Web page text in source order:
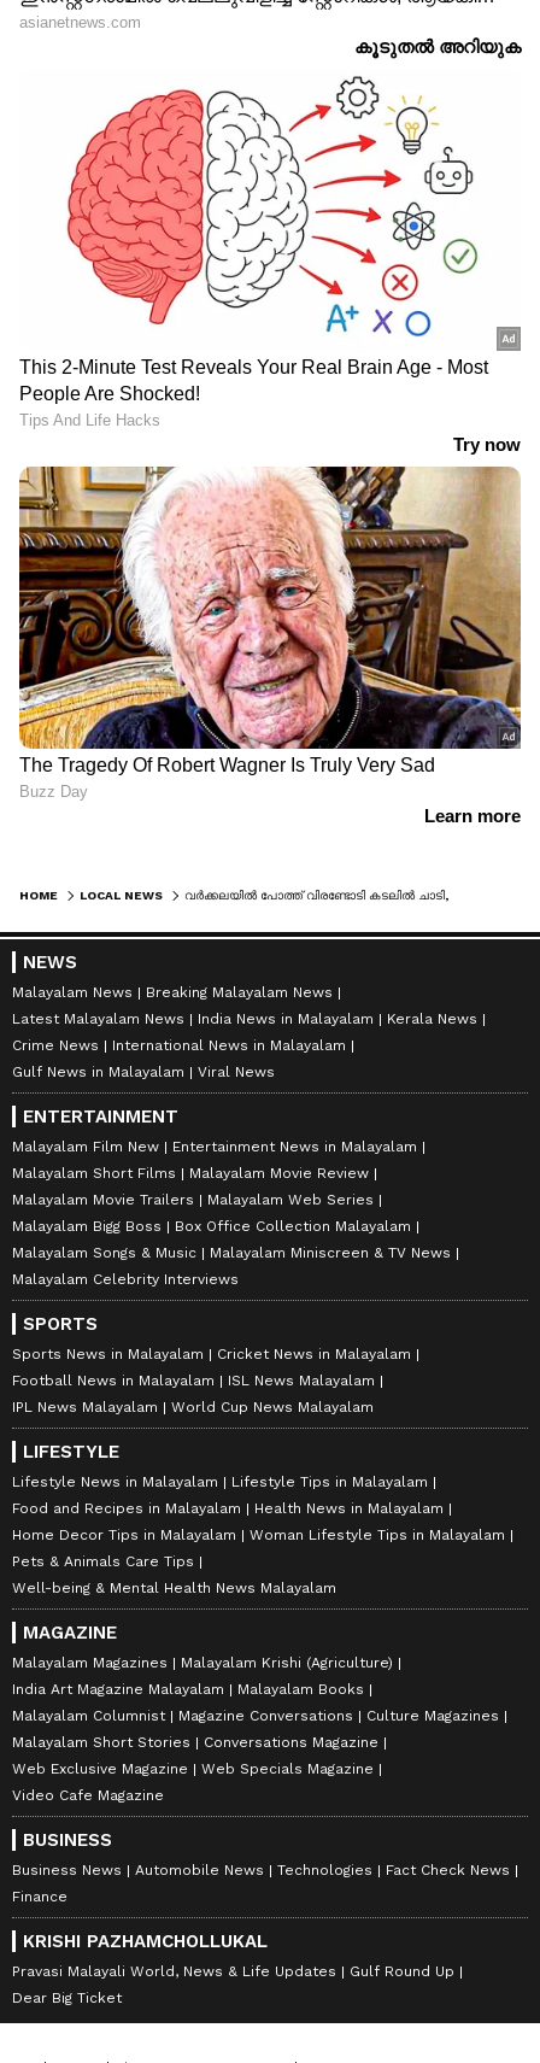
HOME LOCAL NEWS
NEWS
Malayalam News
Breaking Malayalam News
Latest Malayalam News
India News in Malayalam
Kerala News
Crime News
International News in Malayalam
Gulf News in Malayalam
Viral News
ENTERTAINMENT
Malayalam Film New
Entertainment News in Malayalam
Malayalam Short Films
Malayalam Movie Review
Malayalam Movie Trailers
Malayalam Web Series
Malayalam Bigg Boss
Box Office Collection Malayalam
Malayalam Songs & Music
Malayalam Miniscreen & TV News
Malayalam Celebrity Interviews
SPORTS
Sports News in Malayalam
Cricket News in Malayalam
Football News in Malayalam
ISL News Malayalam
IPL News Malayalam
World Cup News Malayalam
LIFESTYLE
Lifestyle News in Malayalam
Lifestyle Tips in Malayalam
Food and Recipes in Malayalam
Health News in Malayalam
Home Decor Tips in Malayalam
Woman Lifestyle Tips in Malayalam
Pets & Animals Care Tips
Well-being & Mental Health News Malayalam
MAGAZINE
Malayalam Magazines
Malayalam Krishi (Agriculture)
India Art Magazine Malayalam
Malayalam Books
Malayalam Columnist
Magazine Conversations
Culture Magazines
Malayalam Short Stories
Conversations Magazine
Web Exclusive Magazine
Web Specials Magazine
Video Cafe Magazine
BUSINESS
Business News Automobile News Technologies
Fact Check News
Finance
KRISHI PAZHAMCHOLLUKAL
Pravasi Malayali World, News & Life Updates
Gulf Round Up
Dear Big Ticket